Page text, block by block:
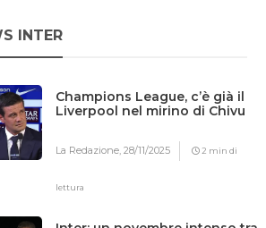
INTER
Champions League, c’è già il
Liverpool nel mirino di Chivu
La Redazione,28/11/2025 2 min di
lettura